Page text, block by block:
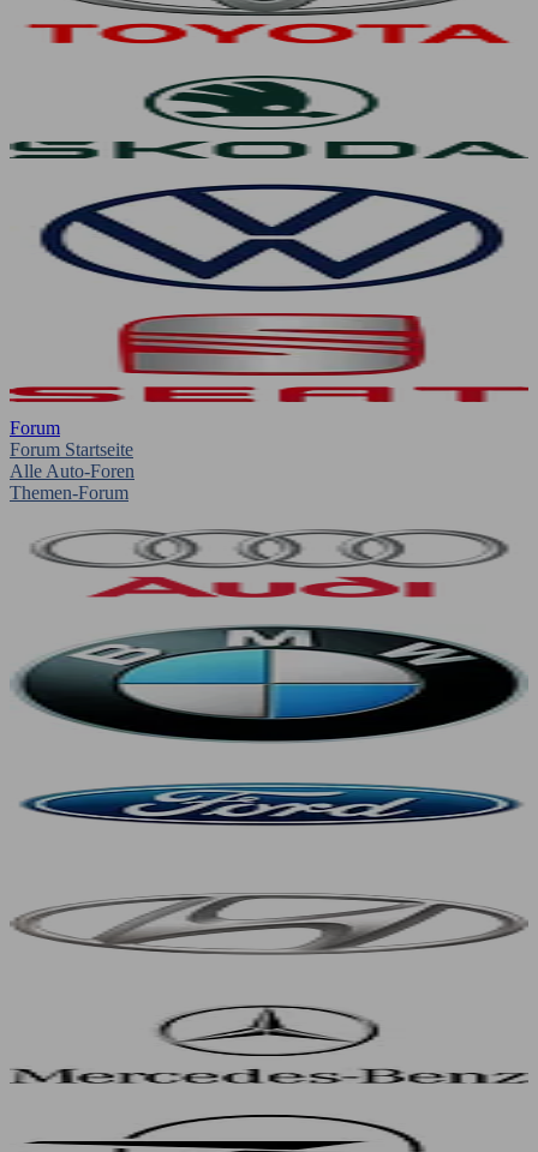
Forum
Forum Startseite
Alle Auto-Foren
Themen-Forum